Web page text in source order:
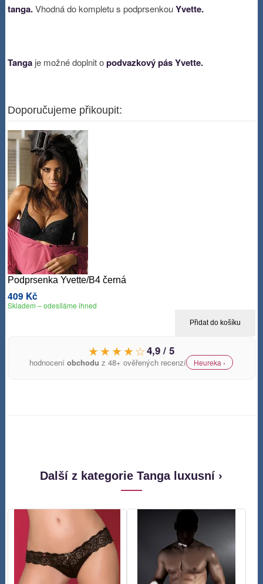
tanga.Vhodná do kompletu s podprsenkouYvette.
Tanga je možné doplnit opodvazkový pás Yvette.
Doporučujeme přikoupit:
Podprsenka Yvette/B4 černá
409 Kč
Skladem – odesíláme ihned
Přidat do košíku
★★★★☆4,9 / 5
hodnoceníobchodu z 48+ ověřených recenzí Heureka ›
Další z kategorie Tanga luxusní ›